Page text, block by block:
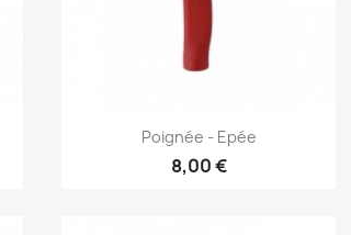
Aperçu rapide
Poignée - Epée
8,00 €